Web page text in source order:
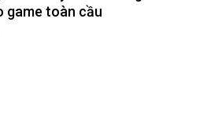
game toàn cầu